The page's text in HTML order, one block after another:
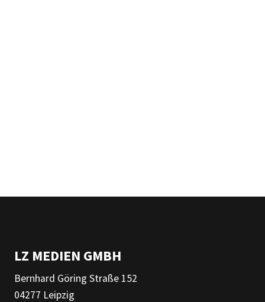
LZ MEDIEN GMBH
Bernhard Göring Straße 152
04277 Leipzig